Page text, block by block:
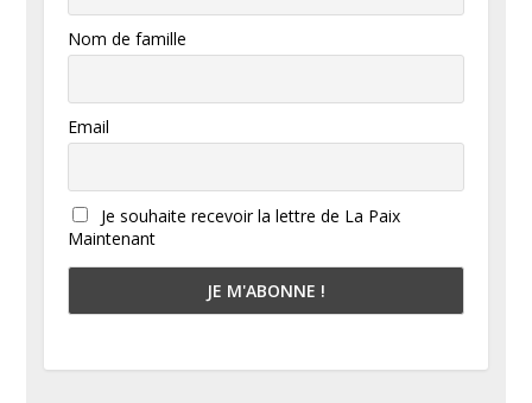
Nom de famille
Email
Je souhaite recevoir la lettre de La Paix
Maintenant